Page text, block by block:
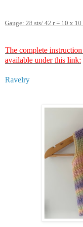
Gauge: 28 sts/ 42 r = 10 x
The complete
available under this link:
Ravelry